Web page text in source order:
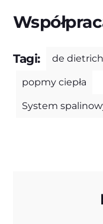
Tagi: de dietrich
popmy ciepła
System